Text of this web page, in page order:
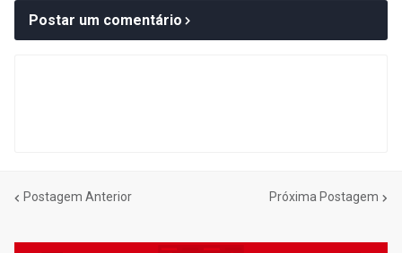
Postar um comentário
Postagem Anterior Próxima Postagem